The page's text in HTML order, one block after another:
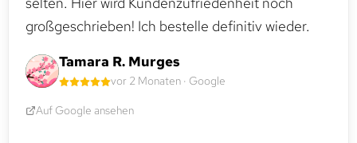
großgeschrieben! Ich bestelle definitiv wieder.
Tamara R. Murges
vor 2 Monaten · Google
Auf Google ansehen